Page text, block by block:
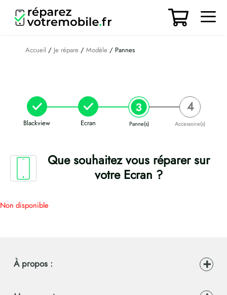
contenu
Accueil / Je répare / Modèle / Pannes
Blackview Ecran Panne(s) Accessoire(s)
Que souhaitez vous réparer sur
votre Ecran ?
Non disponible
À propos :